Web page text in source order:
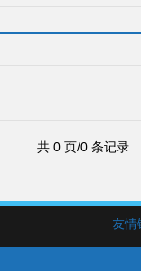
共 0 页/0 条记录
友